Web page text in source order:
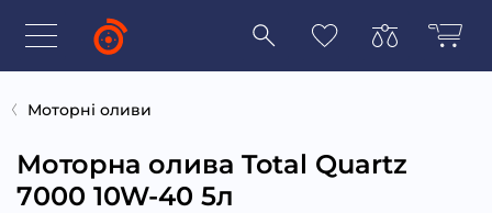
Моторні оливи
Моторна олива Total Quartz
7000 10W-40 5л